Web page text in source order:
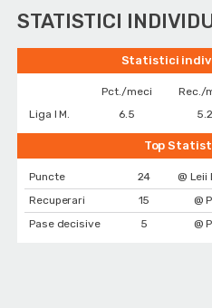
STATISTICI
Statistici
Pct./meci Rec./
Liga I M.
6.5 5.2
Top
Puncte 24 @ Leii
Recuperari
15 @
Pase decisive
5 @